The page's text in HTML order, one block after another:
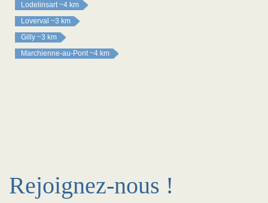
Lodelinsart ~4 km
Loverval ~3 km
Gilly ~3 km
Marchienne-au-Pont ~4 km
Rejoignez-nous !